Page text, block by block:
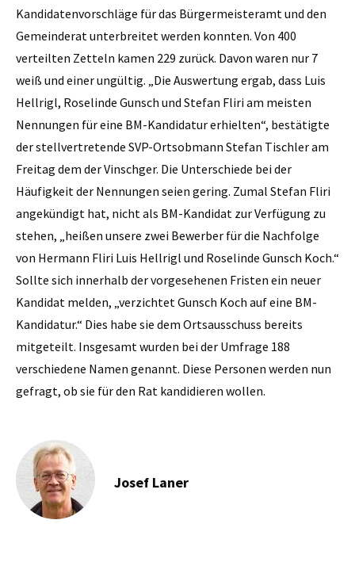
Kandidatenvorschläge für das Bürgermeisteramt und den
Gemeinderat unterbreitet werden konnten. Von 400
verteilten Zetteln kamen 229 zurück. Davon waren nur 7
weiß und einer ungültig. „Die Auswertung ergab, dass Luis
Hellrigl, Roselinde Gunsch und Stefan Fliri am meisten
Nennungen für eine BM-Kandidatur erhielten“, bestätigte
der stellvertretende SVP-Ortsobmann Stefan Tischler am
Freitag dem der Vinschger. Die Unterschiede bei der
Häufigkeit der Nennungen seien gering. Zumal Stefan Fliri
angekündigt hat, nicht als BM-Kandidat zur Verfügung zu
stehen, „heißen unsere zwei Bewerber für die Nachfolge
von Hermann Fliri Luis Hellrigl und Roselinde Gunsch Koch.“
Sollte sich innerhalb der vorgesehenen Fristen ein neuer
Kandidat melden, „verzichtet Gunsch Koch auf eine BM-
Kandidatur.“ Dies habe sie dem Ortsausschuss bereits
mitgeteilt. Insgesamt wurden bei der Umfrage 188
verschiedene Namen genannt. Diese Personen werden nun
gefragt, ob sie für den Rat kandidieren wollen.
Josef Laner